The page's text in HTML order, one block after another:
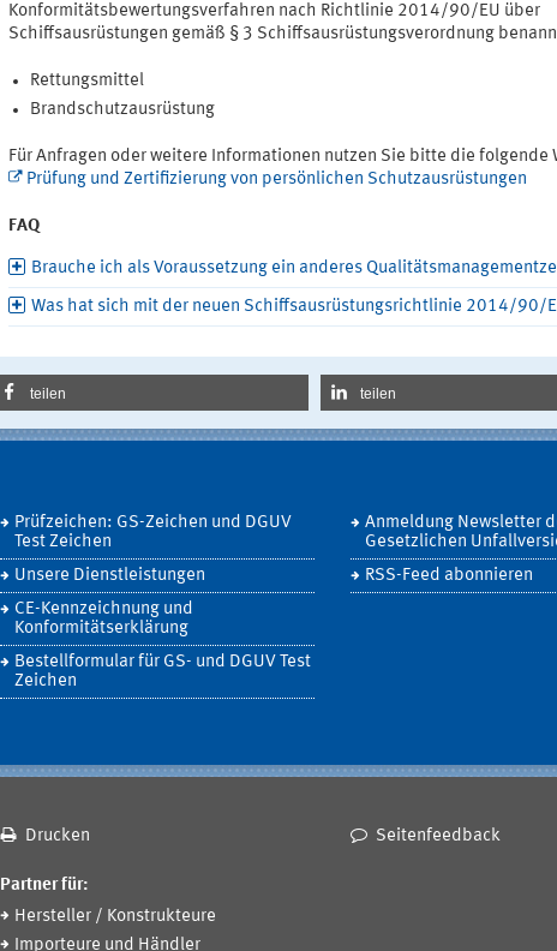
Konformitätsbewertungsverfahren nach Richtlinie 2014/90/EU über
Schiffsausrüstungen gemäß § 3 Schiffsausrüstungsverordnung
Rettungsmittel
Brandschutzausrüstung
Für Anfragen oder weitere Informationen nutzen Sie bitte die folgende
Prüfung und Zertifizierung von persönlichen Schutzausrüstungen
FAQ
Brauche ich als Voraussetzung ein anderes
Was hat sich mit der neuen Schiffsausrüstungsrichtlinie 2014/90/
teilen teilen
Prüfzeichen: GS-Zeichen und DGUV
Test Zeichen
Unsere Dienstleistungen
CE-Kennzeichnung und
Konformitätserklärung
Bestellformular für GS- und DGUV Test
Zeichen
Anmeldung Newsletter
Gesetzlichen
RSS-Feed abonnieren
Drucken Seitenfeedback
Partner für:
Hersteller / Konstrukteure
Importeure und Händler